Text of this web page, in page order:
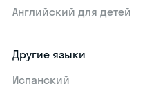
Английский для детей
Другие языки
Испанский